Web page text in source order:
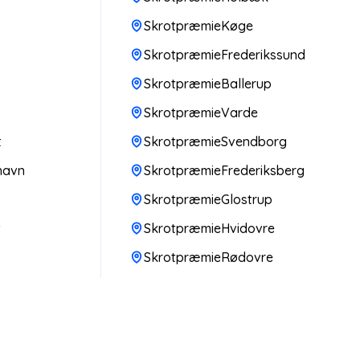
SkrotpræmieKøge
SkrotpræmieFrederikssund
SkrotpræmieBallerup
SkrotpræmieVarde
SkrotpræmieSvendborg
SkrotpræmieFrederiksberg
SkrotpræmieGlostrup
SkrotpræmieHvidovre
SkrotpræmieRødovre